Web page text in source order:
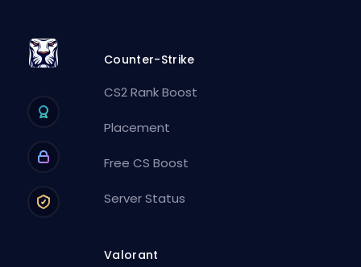
Counter-Strike
CS2 Rank Boost
Placement
Free CS Boost
Server Status
Valorant